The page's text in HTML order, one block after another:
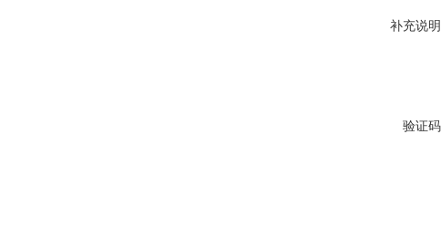
补充说明
验证码